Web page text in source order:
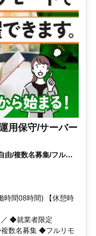
用保守/サーバー
由/複数名募集/フルリ
関連会社勤務
時間08時間) 【休憩時
／ ◆就業者限定
数名募集 ◆フルリモ